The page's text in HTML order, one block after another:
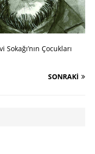
Çocukları
SONRAKI